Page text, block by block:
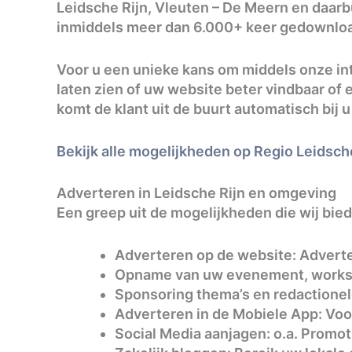
Leidsche Rijn, Vleuten – De Meern en
inmiddels meer dan 6.000+ keer
Voor u een unieke kans om middels onze
laten zien of uw website beter vindbaar of
komt de klant uit de buurt automatisch bij
Bekijk alle mogelijkheden op Regio
Adverteren in Leidsche Rijn en omgeving
Een greep uit de mogelijkheden die wij
Adverteren op de website:
Opname van uw evenement,
Sponsoring thema’s en
Adverteren in de Mobiele App:
Social Media aanjagen: o.a.